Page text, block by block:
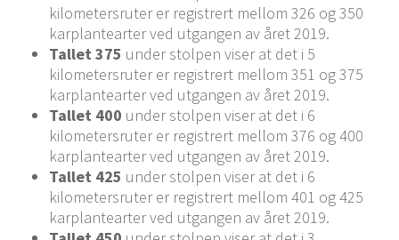
kilometersruter er registrert mellom 326 og 350
karplantearter ved utgangen av året 2019.
Tallet 375 under stolpen viser at det i 5
kilometersruter er registrert mellom 351 og 375
karplantearter ved utgangen av året 2019.
Tallet 400 under stolpen viser at det i 6
kilometersruter er registrert mellom 376 og 400
karplantearter ved utgangen av året 2019.
Tallet 425 under stolpen viser at det i 6
kilometersruter er registrert mellom 401 og 425
karplantearter ved utgangen av året 2019.